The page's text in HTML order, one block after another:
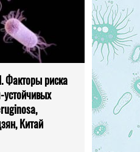
Факторы риска
Китай